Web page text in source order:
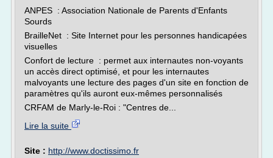
ANPES : Association Nationale de Parents d'Enfants
Sourds
BrailleNet : Site Internet pour les personnes handicapées
visuelles
Confort de lecture : permet aux internautes non-voyants
un accès direct optimisé, et pour les internautes
malvoyants une lecture des pages d'un site en fonction de
paramètres qu'ils auront eux-mêmes personnalisés
CRFAM de Marly-le-Roi : "Centres de...
Lire la suite
Site : http://www.doctissimo.fr